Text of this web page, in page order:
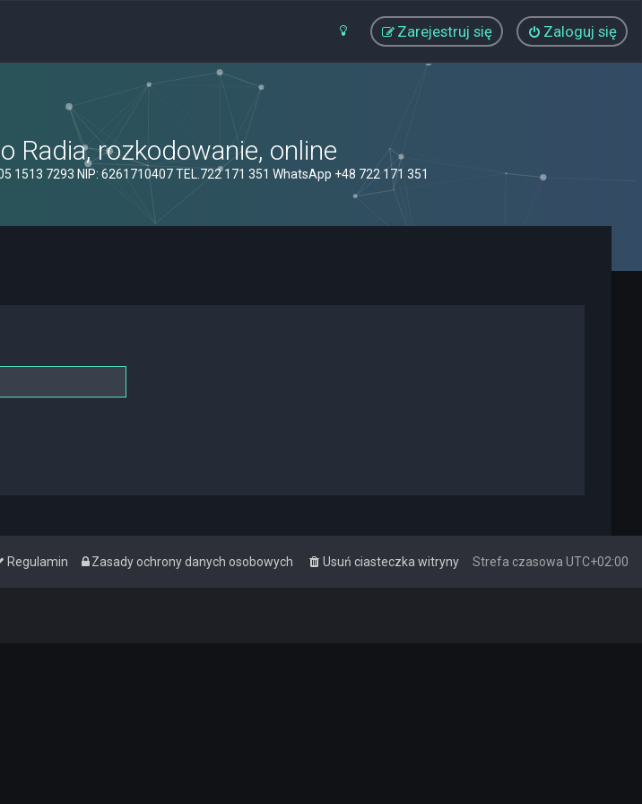
Zaloguj się
Zarejestruj się
Radia, rozkodowanie, online
1513 7293 NIP: 6261710407 TEL.722 171 351 WhatsApp +48 722 171 351
Strefa czasowa UTC+02:00
Usuń ciasteczka witryny
Zasady ochrony danych osobowych
Regulamin